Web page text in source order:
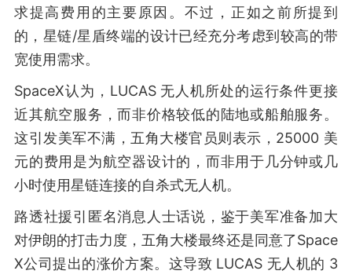
求提高费用的主要原因。不过，正如之前所提到
的，星链/星盾终端的设计已经充分考虑到较高的带
宽使用需求。
SpaceX认为，LUCAS 无人机所处的运行条件更接
近其航空服务，而非价格较低的陆地或船舶服务。
这引发美军不满，五角大楼官员则表示，25000 美
元的费用是为航空器设计的，而非用于几分钟或几
小时使用星链连接的自杀式无人机。
路透社援引匿名消息人士话说，鉴于美军准备加大
对伊朗的打击力度，五角大楼最终还是同意了Space
X公司提出的涨价方案。这导致 LUCAS 无人机的 3